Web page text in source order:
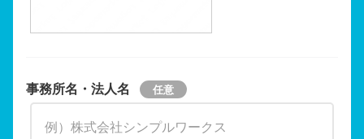
事務所名・法人名